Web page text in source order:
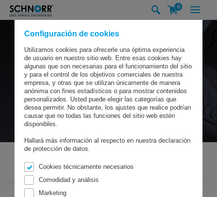
Configuración de cookies
Utilizamos cookies para ofrecerle una óptima experiencia
de usuario en nuestro sitio web. Entre esas cookies hay
algunas que son necesarias para el funcionamiento del sitio
y para el control de los objetivos comerciales de nuestra
empresa, y otras que se utilizan únicamente de manera
anónima con fines estadísticos o para mostrar contenidos
personalizados. Usted puede elegir las categorías que
desea permitir. No obstante, los ajustes que realice podrían
causar que no todas las funciones del sitio web estén
disponibles.
Hallará más información al respecto en nuestra declaración
de protección de datos.
Cookies técnicamente necesarios
Comodidad y análisis
Marketing
0